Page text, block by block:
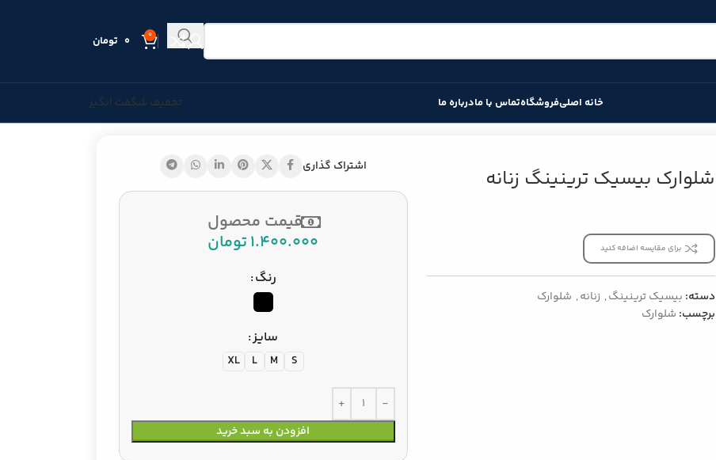
0
0 تومان
خانه اصلیفروشگاهتماس با مادرباره ما
تخفیف شگفت انگیز
شلوارک بیسیک ترینینگ زنانه
برای مقایسه اضافه کنید
دسته: بیسیک ترینینگ, زنانه, شلوارک
برچسب: شلوارک
اشتراک گذاری
قیمت محصول
1.400.000تومان
رنگ
سایز
S
M
L
XL
افزودن به سبد خرید